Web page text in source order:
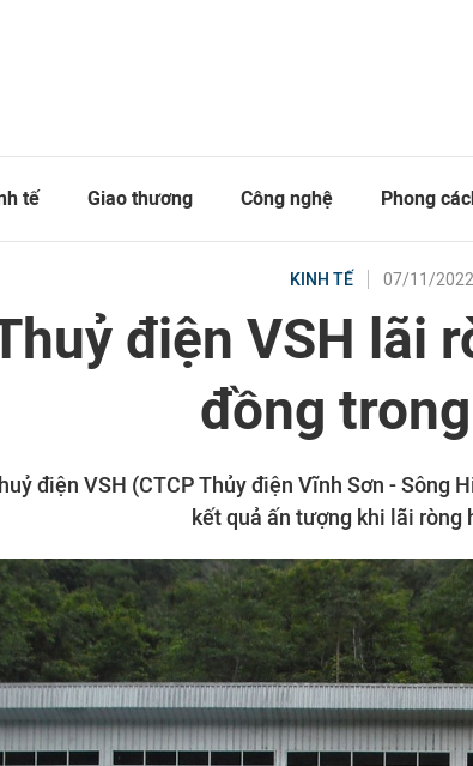
tế Giao thương Công nghệ Phong
KINH TẾ 07/11/
điện VSH lãi
đồng
điện VSH (CTCP Thủy điện Vĩnh Sơn - Sông
kết quả ấn tượng khi lãi ròng